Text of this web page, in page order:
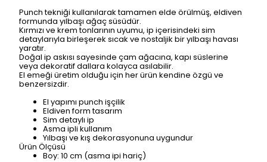
Punch tekniği kullanılarak tamamen elde örülmüş, eldiven
formunda yılbaşı ağaç süsüdür.
Kırmızı ve krem tonlarının uyumu, ip içerisindeki sim
detaylarıyla birleşerek sıcak ve nostaljik bir yılbaşı havası
yaratır.
Doğal ip askısı sayesinde çam ağacına, kapı süslerine
veya dekoratif dallara kolayca asılabilir.
El emeği üretim olduğu için her ürün kendine özgü ve
benzersizdir.
El yapımı punch işçilik
Eldiven form tasarım
Sim detaylı ip
Asma ipli kullanım
Yılbaşı ve kış dekorasyonuna uygundur
Ürün Ölçüsü
Boy: 10 cm (asma ipi hariç)